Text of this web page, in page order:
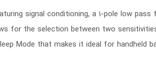
signal conditioning, a 1-pole low
for the selection between two
Mode that makes it ideal for handheld